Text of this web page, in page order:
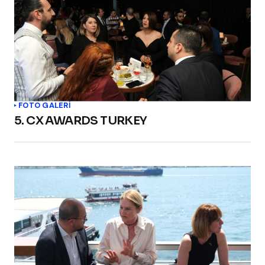
FOTO GALERİ
5. CX AWARDS TURKEY